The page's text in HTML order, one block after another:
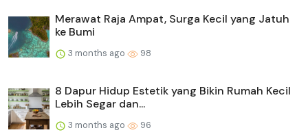
Merawat Raja Ampat, Surga Kecil yang Jatuh
ke Bumi
3 months ago 98
8 Dapur Hidup Estetik yang Bikin Rumah Kecil
Lebih Segar dan...
3 months ago 96